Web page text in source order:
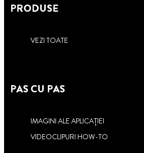
PRODUSE
VEZI TOATE
PAS CU PAS
IMAGINI ALE APLICAȚIEI
VIDEOCLIPURI HOW-TO